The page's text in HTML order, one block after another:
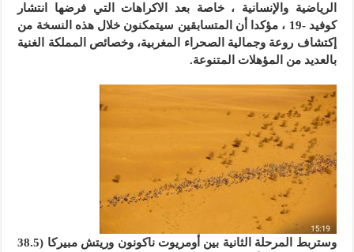
الرياضية والإنسانية ، خاصة بعد الاكراهات التي فرضها انتشار
كوفيد -19 ، مؤكدا أن المتسابقين سيتمكنون خلال هذه النسخة من
إكتشاف روعة وجمالية الصحراء المغربية، وخصائص المملكة الغنية
بالعديد من المؤهلات المتنوعة.
وستربط المرحلة الثانية بين أومريوت ناكونون وريتش مبيركا (38.5